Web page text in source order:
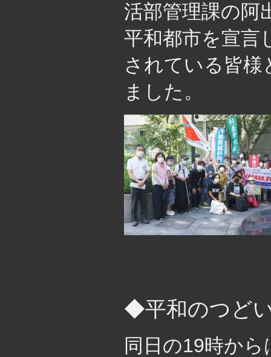
活部管理課の阿
平和都市を宣言
されている皆
ました。
◆平和のつど
同日の19時か